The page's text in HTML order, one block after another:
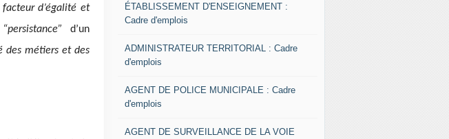
d’égalité et
“persistance”d’un
des métiers et des
ÉTABLISSEMENT D'ENSEIGNEMENT :
Cadre d'emplois
ADMINISTRATEUR TERRITORIAL : Cadre
d'emplois
AGENT DE POLICE MUNICIPALE : Cadre
d'emplois
AGENT DE SURVEILLANCE DE LA VOIE